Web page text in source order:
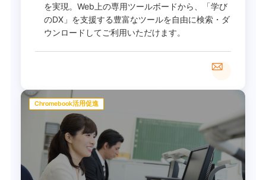
を実現。Web上の専用ツールボードから、「学び
のDX」を支援する豊富なツールを自由に検索・ダ
ウンロードしてご利用いただけます。
Chromebook活用促進